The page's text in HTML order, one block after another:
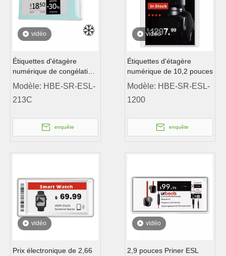
vidéo
Étiquettes d'étagère
numérique de congélation
de 2,13 pouces
Modèle: HBE-SR-ESL-
213C
enquête
vidéo
Étiquettes d'étagère
numérique de 10,2 pouces
Modèle: HBE-SR-ESL-
1200
enquête
vidéo
Prix ​​électronique de 2,66
vidéo
2,9 pouces Priner ESL